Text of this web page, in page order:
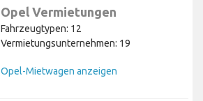
Opel Vermietungen
Fahrzeugtypen: 12
Vermietungsunternehmen: 19
Opel-Mietwagen anzeigen